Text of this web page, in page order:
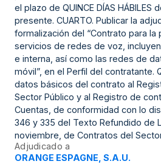
el plazo de QUINCE DÍAS HÁBILES
presente. CUARTO. Publicar la
formalización del “Contrato para la
servicios de redes de voz,
e interna, así como las redes de
móvil”, en el Perfil del contratante.
datos básicos del contrato al
Sector Público y al Registro de
Cuentas, de conformidad con lo
346 y 335 del Texto Refundido de
noviembre, de Contratos del
Adjudicado a
ORANGE ESPAGNE, S.A.U.